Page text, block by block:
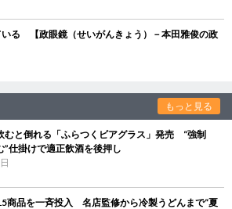
いる 【政眼鏡（せいがんきょう）－本田雅俊の政
もっと見る
むと倒れる「ふらつくビアグラス」発売 “強制
”仕掛けで適正飲酒を後押し
商品を一斉投入 名店監修から冷製うどんまで“夏